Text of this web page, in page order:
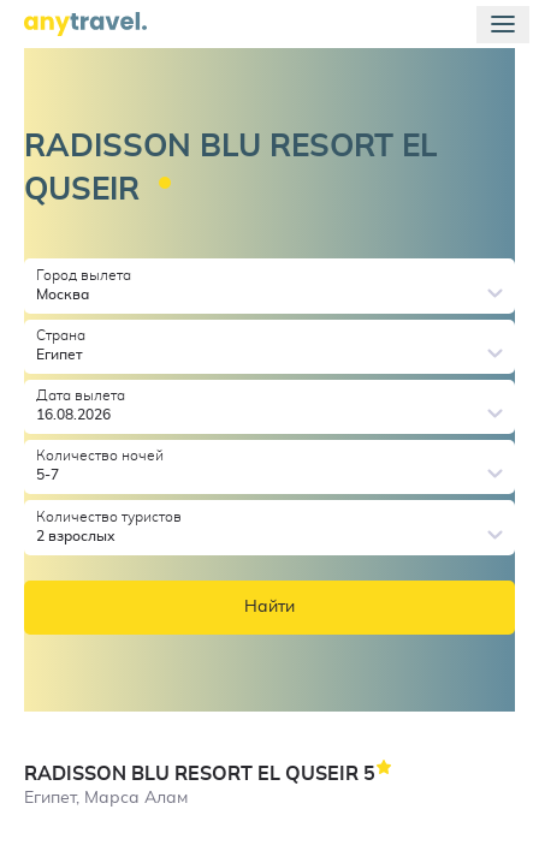
RADISSON BLU RESORT EL
QUSEIR
Город вылета
Москва
Страна
Египет
Дата вылета
16.08.2026
Количество ночей
5-7
Количество туристов
2 взрослых
Найти
RADISSON BLU RESORT EL QUSEIR 5
Египет, Марса Алам